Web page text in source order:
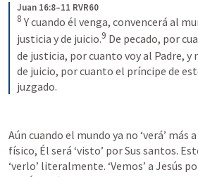
Juan 16:8–11 RVR60
8 Y cuando él venga, convencerá al
justicia y de juicio.9 De pecado, por
de justicia, por cuanto voy al Padre, y
de juicio, por cuanto el príncipe de
juzgado.
Aún cuando el mundo ya no ‘verá’ más
físico, Él será ‘visto’ por Sus santos.
‘verlo’ literalmente. ‘Vemos’ a Jesús